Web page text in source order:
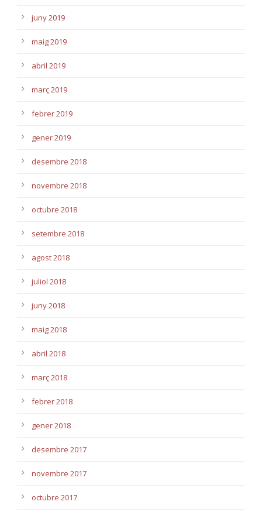
juny 2019
maig 2019
abril 2019
març 2019
febrer 2019
gener 2019
desembre 2018
novembre 2018
octubre 2018
setembre 2018
agost 2018
juliol 2018
juny 2018
maig 2018
abril 2018
març 2018
febrer 2018
gener 2018
desembre 2017
novembre 2017
octubre 2017